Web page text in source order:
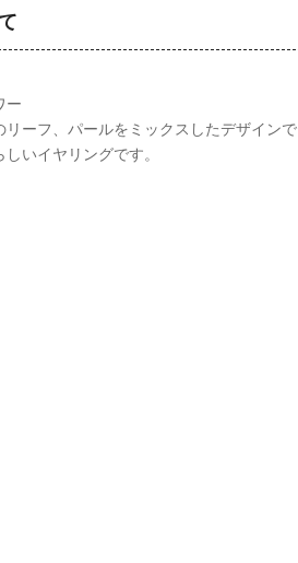
ー
リーフ、パールをミックスしたデザインで
いイヤリングです。